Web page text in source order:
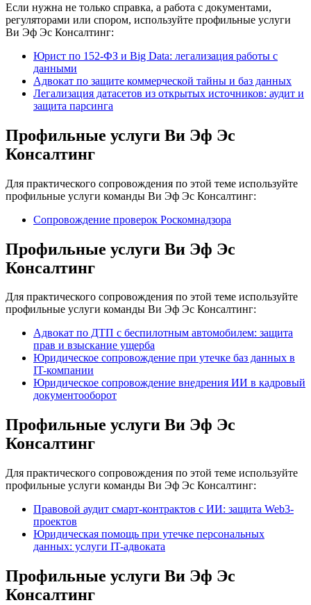
Если нужна не только справка, а работа с документами,
регуляторами или спором, используйте профильные услуги
Ви Эф Эс Консалтинг:
Юрист по 152-ФЗ и Big Data: легализация работы с
данными
Адвокат по защите коммерческой тайны и баз данных
Легализация датасетов из открытых источников: аудит и
защита парсинга
Профильные услуги Ви Эф Эс
Консалтинг
Для практического сопровождения по этой теме используйте
профильные услуги команды Ви Эф Эс Консалтинг:
Сопровождение проверок Роскомнадзора
Профильные услуги Ви Эф Эс
Консалтинг
Для практического сопровождения по этой теме используйте
профильные услуги команды Ви Эф Эс Консалтинг:
Адвокат по ДТП с беспилотным автомобилем: защита
прав и взыскание ущерба
Юридическое сопровождение при утечке баз данных в
IT-компании
Юридическое сопровождение внедрения ИИ в кадровый
документооборот
Профильные услуги Ви Эф Эс
Консалтинг
Для практического сопровождения по этой теме используйте
профильные услуги команды Ви Эф Эс Консалтинг:
Правовой аудит смарт-контрактов с ИИ: защита Web3-
проектов
Юридическая помощь при утечке персональных
данных: услуги IT-адвоката
Профильные услуги Ви Эф Эс
Консалтинг